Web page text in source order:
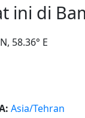
ini di
58.36° E
Asia/Tehran